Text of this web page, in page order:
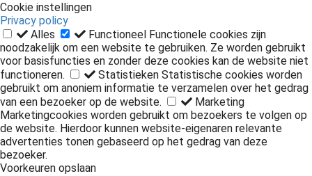
Cookie instellingen
Privacy policy
Alles
Functioneel Functionele cookies zijn
noodzakelijk om een website te gebruiken. Ze worden gebruikt
voor basisfuncties en zonder deze cookies kan de website niet
functioneren.
Statistieken Statistische cookies worden
gebruikt om anoniem informatie te verzamelen over het gedrag
van een bezoeker op de website.
Marketing
Marketingcookies worden gebruikt om bezoekers te volgen op
de website. Hierdoor kunnen website-eigenaren relevante
advertenties tonen gebaseerd op het gedrag van deze
bezoeker.
Voorkeuren opslaan